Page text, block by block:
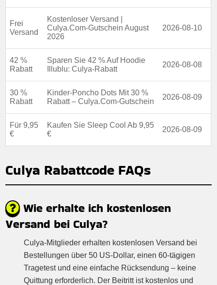
Frei
Versand
Kostenloser Versand |
Culya.Com-Gutschein August
2026
2026-08-10
42 %
Rabatt
Sparen Sie 42 % Auf Hoodie
Illublu: Culya-Rabatt
2026-08-08
30 %
Rabatt
Kinder-Poncho Dots Mit 30 %
Rabatt – Culya.Com-Gutschein
2026-08-09
Für 9,95
€
Kaufen Sie Sleep Cool Ab 9,95
€
2026-08-09
Culya Rabattcode FAQs
Wie erhalte ich kostenlosen
Versand bei Culya?
Culya-Mitglieder erhalten kostenlosen Versand bei
Bestellungen über 50 US-Dollar, einen 60-tägigen
Tragetest und eine einfache Rücksendung – keine
Quittung erforderlich. Der Beitritt ist kostenlos und